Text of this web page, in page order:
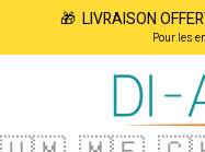
🎁 LIVRAISON
Pour les